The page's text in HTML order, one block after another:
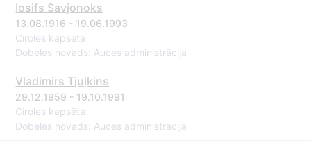
Iosifs Savjonoks
13.08.1916 - 19.06.1993
Ciroles kapsēta
Dobeles novads: Auces administrācija
Vladimirs Tjuļkins
29.12.1959 - 19.10.1991
Ciroles kapsēta
Dobeles novads: Auces administrācija